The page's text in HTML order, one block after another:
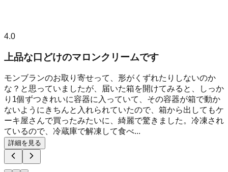
4.0
上品な口どけのマロンクリームです
モンブランのお取り寄せって、形がくずれたりしないのか
な？と思っていましたが、届いた箱を開けてみると、しっか
り1個ずつきれいに容器に入っていて、その容器が箱で動か
ないようにきちんと入れられていたので、箱から出してもケ
ーキ屋さんで買ったみたいに、綺麗で驚きました。冷凍され
ているので、冷蔵庫で解凍して食べ...
詳細を見る